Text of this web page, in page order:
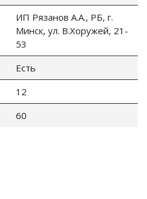
ИП Рязанов А.А., РБ, г.
Минск, ул. В.Хоружей, 21-
53
Есть
12
60